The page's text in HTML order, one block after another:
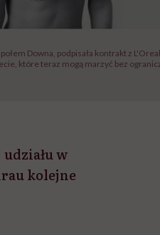
Downa, podpisała kontrakt z
które teraz mogą marzyć bez
w
kolejne